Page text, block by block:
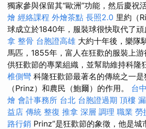
獨家參與保留其“歐洲”功能，然后慶祝
燴 經絡課程 外燴茶點 長照2.0 里約（
球成立於1840年，服裝球很快取代了頑
拿 整骨 台胞證高雄 大約十年後，樂隊
馬匹，1855年，富人在狂歡的服裝上
供狂歡節的專業組織，並幫助維持科隆
椎側彎 科隆狂歡節最著名的傳統之一
（Prinz）和農民（鮑爾）的作用。 台
燴 會計事務所 台北 台胞證過期 頂樓
益店 傳統 整復 推拿 深層 調理 職業 勞
路行銷 Prinz”是狂歡節的象徵，他是城